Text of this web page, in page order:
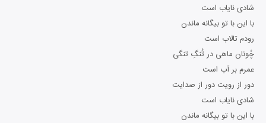
شادی نایاب است
با این با تو بیگانه ماندن
رودم تالاب است
چُونان ماهی در تُنگِ تنگی
عمرم بر آب است
دور از رویت دور از صدایت
شادی نایاب است
با این با تو بیگانه ماندن